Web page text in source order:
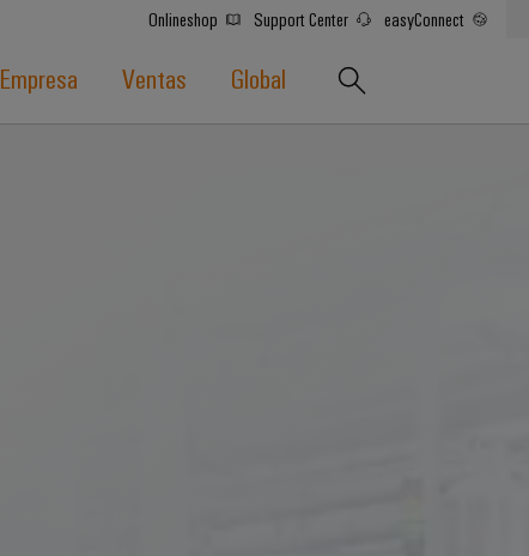
Onlineshop Support Center easyConnect
Empresa Ventas Global